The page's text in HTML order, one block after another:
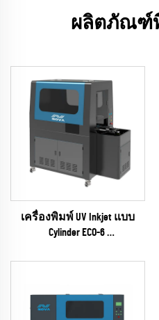
ผลิตภัณฑ์
เครื่องพิมพ์ UV Inkjet แบบ
Cylinder ECO-6